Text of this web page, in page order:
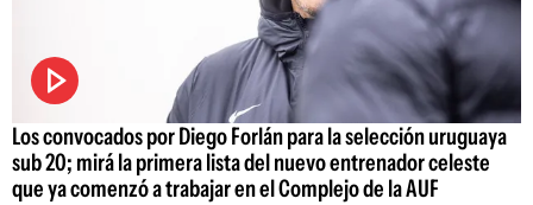
Los convocados por Diego Forlán para la selección uruguaya
sub 20; mirá la primera lista del nuevo entrenador celeste
que ya comenzó a trabajar en el Complejo de la AUF